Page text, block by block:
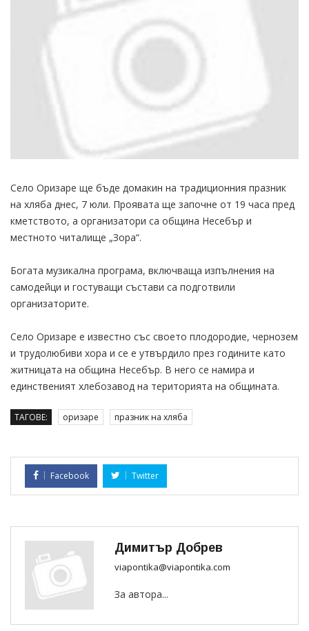
Село Оризаре ще бъде домакин на традиционния празник
на хляба днес, 7 юли. Проявата ще започне от 19 часа пред
кметството, а организатори са община Несебър и
местното читалище „Зора“.
Богата музикална програма, включваща изпълнения на
самодейци и гостуващи състави са подготвили
организаторите.
Село Оризаре е известно със своето плодородие, чернозем
и трудолюбиви хора и се е утвърдило през годините като
житницата на община Несебър. В него се намира и
единственият хлебозавод на територията на общината.
ТАГОВЕ: оризаре празник на хляба
Facebook Twitter
Димитър Добрев
viapontika@viapontika.com
За автора...